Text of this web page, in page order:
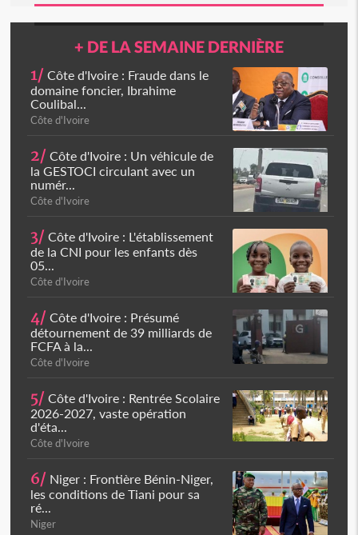
+ DE LA SEMAINE DERNIÈRE
1/ Côte d'Ivoire : Fraude dans le
domaine foncier, Ibrahime
Coulibal...
Côte d'Ivoire
2/ Côte d'Ivoire : Un véhicule de
la GESTOCI circulant avec un
numér...
Côte d'Ivoire
3/ Côte d'Ivoire : L'établissement
de la CNI pour les enfants dès
05...
Côte d'Ivoire
4/ Côte d'Ivoire : Présumé
détournement de 39 milliards de
FCFA à la...
Côte d'Ivoire
5/ Côte d'Ivoire : Rentrée Scolaire
2026-2027, vaste opération
d'éta...
Côte d'Ivoire
6/ Niger : Frontière Bénin-Niger,
les conditions de Tiani pour sa
ré...
Niger